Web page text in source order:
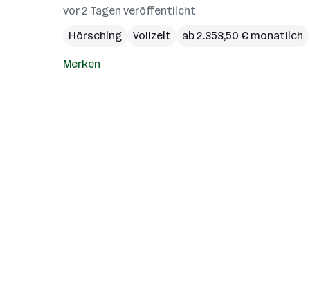
vor 2 Tagen veröffentlicht
Hörsching
Vollzeit ab 2.353,50 € monatlich
Merken